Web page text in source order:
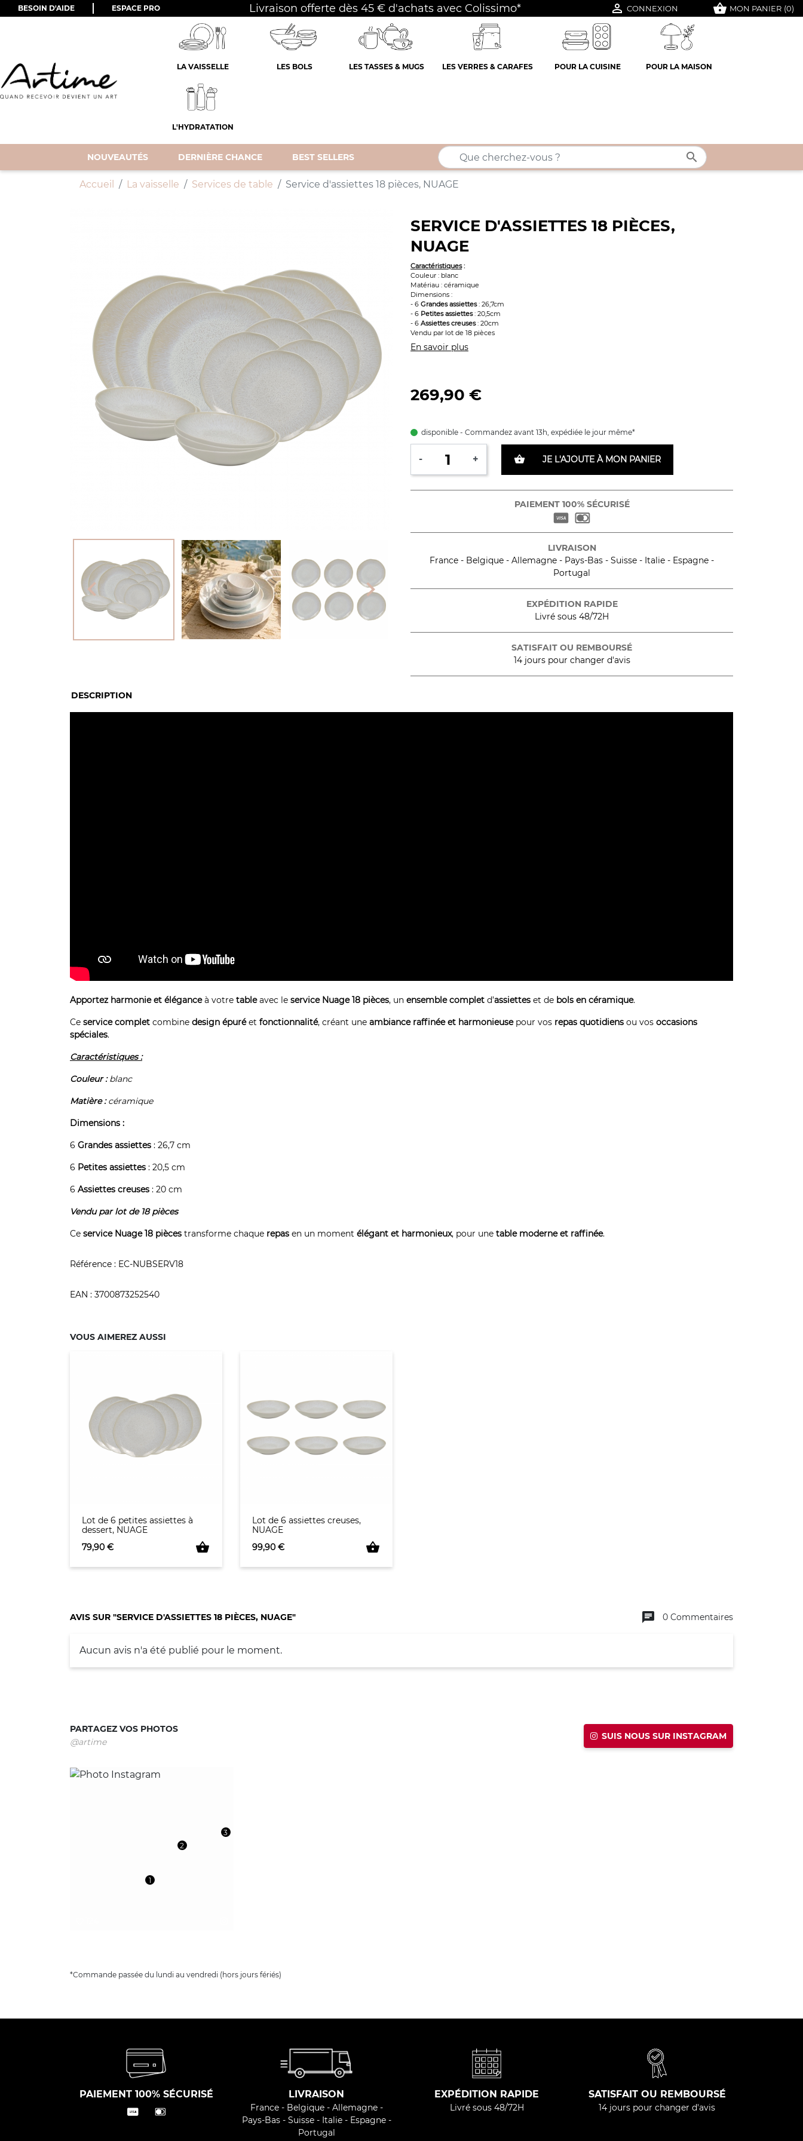
BESOIN D'AIDE ESPACE PRO Livraison offerte dès 45 € d'achats avec Colissimo*  CONNEXION shopping_basket MON PANIER (0)
LA VAISSELLE LES BOLS LES TASSES & MUGS LES VERRES & CARAFES POUR LA CUISINE POUR LA MAISON
L'HYDRATATION
NOUVEAUTÉS DERNIÈRE CHANCE BEST SELLERS 
Accueil La vaisselle Services de table Service d'assiettes 18 pièces, NUAGE
 
SERVICE D'ASSIETTES 18 PIÈCES,
NUAGE
Caractéristiques:
Couleur : blanc
Matériau : céramique
Dimensions :
- 6 Grandes assiettes: 26,7cm
- 6 Petites assiettes: 20,5cm
- 6 Assiettes creuses: 20cm
Vendu par lot de 18 pièces
En savoir plus
269,90 €
disponible - Commandez avant 13h, expédiée le jour même*
- + shopping_basket JE L'AJOUTE À MON PANIER
PAIEMENT 100% SÉCURISÉ
LIVRAISON
France - Belgique - Allemagne - Pays-Bas - Suisse - Italie - Espagne -
Portugal
EXPÉDITION RAPIDE
Livré sous 48/72H
SATISFAIT OU REMBOURSÉ
14 jours pour changer d'avis
DESCRIPTION
Apportez harmonie et éléganceà votre tableavec le service Nuage 18 pièces, un ensemble complet d’assiettes et de bols en céramique.
Ce service complet combine design épuréet fonctionnalité, créant une ambiance raffinée et harmonieusepour vos repas quotidiens ou vos occasions
spéciales.
Caractéristiques :
Couleur :blanc
Matière :céramique
Dimensions :
6 Grandes assiettes : 26,7 cm
6 Petites assiettes : 20,5 cm
6 Assiettes creuses : 20 cm
Vendu par lot de 18 pièces
Ce service Nuage 18 pièces transforme chaque repas en un moment élégant et harmonieux, pour une table moderne et raffinée.
Référence : EC-NUBSERV18
EAN : 3700873252540
VOUS AIMEREZ AUSSI
Lot de 6 petites assiettes à
dessert, NUAGE
Prix
79,90 € shopping_basket
Lot de 6 assiettes creuses,
NUAGE
Prix
99,90 € shopping_basket
AVIS SUR "SERVICE D'ASSIETTES 18 PIÈCES, NUAGE" chat 0 Commentaires
Aucun avis n'a été publié pour le moment.
PARTAGEZ VOS PHOTOS
@artime
SUIS NOUS SUR INSTAGRAM
1
2
3
*Commande passée du lundi au vendredi (hors jours fériés)
PAIEMENT 100% SÉCURISÉ LIVRAISON
France - Belgique - Allemagne -
Pays-Bas - Suisse - Italie - Espagne -
Portugal
EXPÉDITION RAPIDE
Livré sous 48/72H
SATISFAIT OU REMBOURSÉ
14 jours pour changer d'avis